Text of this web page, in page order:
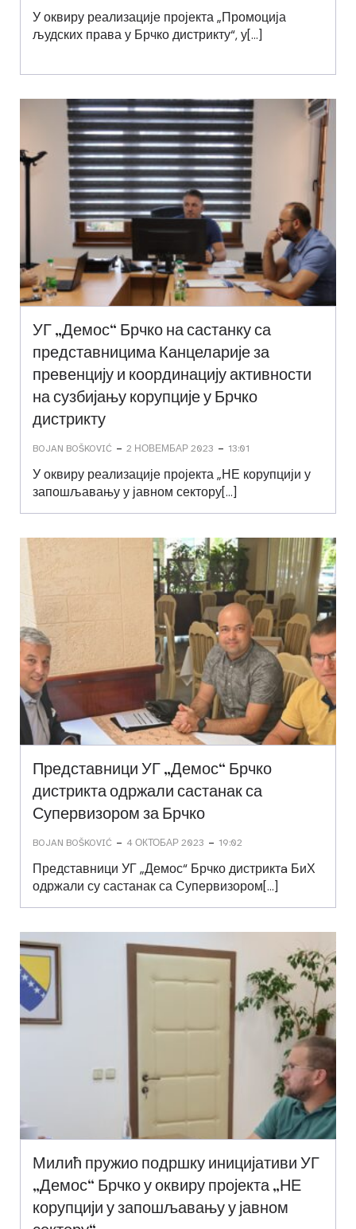
У оквиру реализације пројекта „Промоција
људских права у Брчко дистрикту“, у[…]
УГ „Демос“ Брчко на састанку са
представницима Канцеларије за
превенцију и координацију активности
на сузбијању корупције у Брчко
дистрикту
BOJAN BOŠKOVIĆ - 2 НОВЕМБАР 2023 - 13:01
У оквиру реализације пројекта „НЕ корупцији у
запошљавању у јавном сектору[…]
Представници УГ „Демос“ Брчко
дистрикта одржали састанак са
Супервизором за Брчко
BOJAN BOŠKOVIĆ - 4 ОКТОБАР 2023 - 19:02
Представници УГ „Демос“ Брчко дистриктa БиХ
одржали су састанак са Супервизором[…]
Милић пружио подршку иницијативи УГ
„Демос“ Брчко у оквиру пројекта „НЕ
корупцији у запошљавању у јавном